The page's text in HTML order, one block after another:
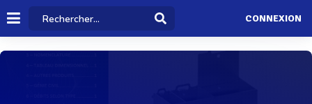
CONNEXION